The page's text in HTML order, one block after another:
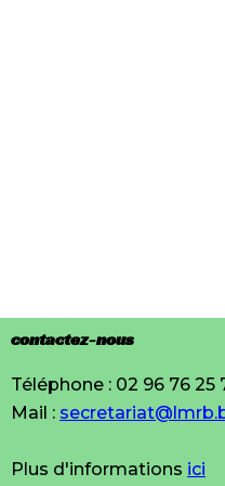
contactez-nous
Téléphone : 02 96 76 25
Mail :
Plus d'informations ici